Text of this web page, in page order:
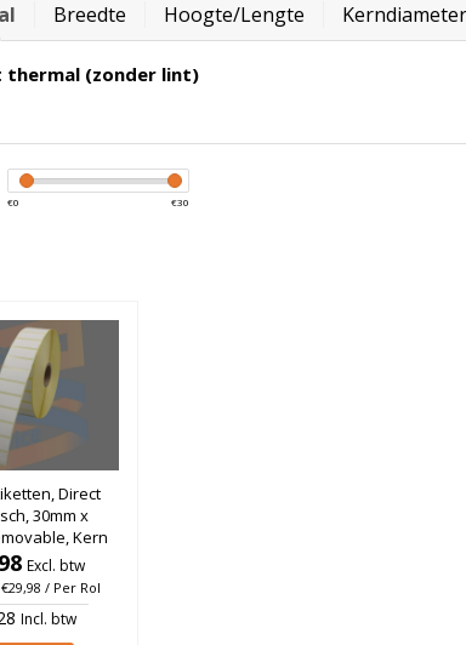
Breedte Hoogte/lengte Kerndiameter
thermal (zonder lint)
€0 €30
Direct
30mm x
Kern
à 4.600 stuks
Excl. btw
/ Per Rol
Incl. btw